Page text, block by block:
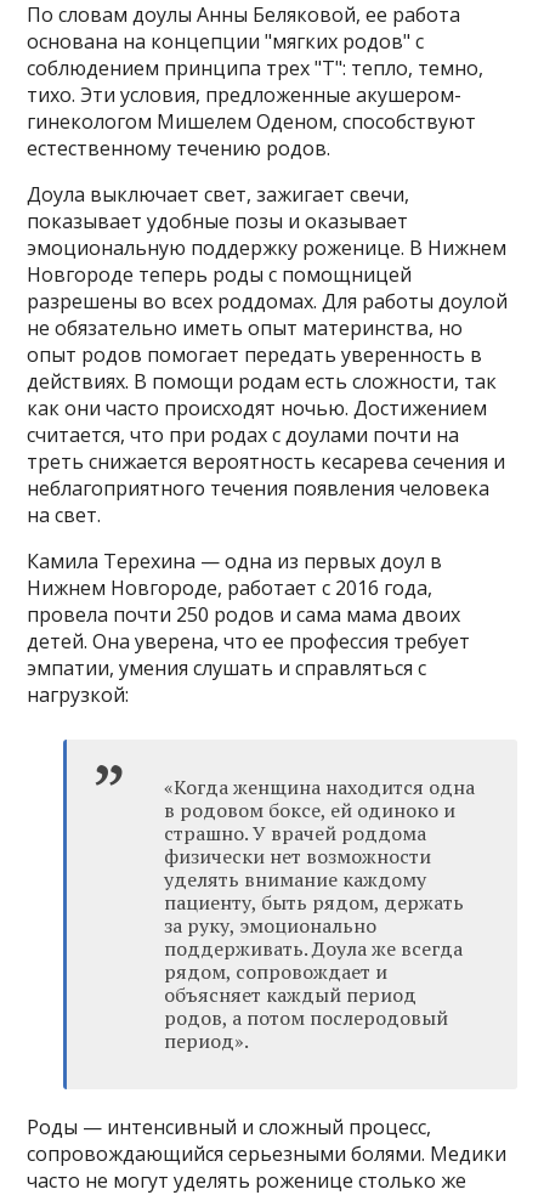
По словам доулы Анны Беляковой, ее работа
основана на концепции "мягких родов" с
соблюдением принципа трех "Т": тепло, темно,
тихо. Эти условия, предложенные акушером-
гинекологом Мишелем Оденом, способствуют
естественному течению родов.
Доула выключает свет, зажигает свечи,
показывает удобные позы и оказывает
эмоциональную поддержку роженице. В Нижнем
Новгороде теперь роды с помощницей
разрешены во всех роддомах. Для работы доулой
не обязательно иметь опыт материнства, но
опыт родов помогает передать уверенность в
действиях. В помощи родам есть сложности, так
как они часто происходят ночью. Достижением
считается, что при родах с доулами почти на
треть снижается вероятность кесарева сечения и
неблагоприятного течения появления человека
на свет.
Камила Терехина — одна из первых доул в
Нижнем Новгороде, работает с 2016 года,
провела почти 250 родов и сама мама двоих
детей. Она уверена, что ее профессия требует
эмпатии, умения слушать и справляться с
нагрузкой:
«Когда женщина находится одна
в родовом боксе, ей одиноко и
страшно. У врачей роддома
физически нет возможности
уделять внимание каждому
пациенту, быть рядом, держать
за руку, эмоционально
поддерживать. Доула же всегда
рядом, сопровождает и
объясняет каждый период
родов, а потом послеродовый
период».
Роды — интенсивный и сложный процесс,
сопровождающийся серьезными болями. Медики
часто не могут уделять роженице столько же